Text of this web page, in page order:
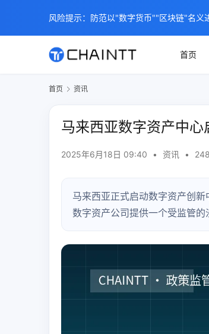
首页
首页 资讯
马来西亚数字资产中
2025年6月18日 09:40 • 资讯 •
马来西亚正式启动数字资产创
数字资产公司提供一个受监管
风险提示：防范以"数字货币""区块链"名义